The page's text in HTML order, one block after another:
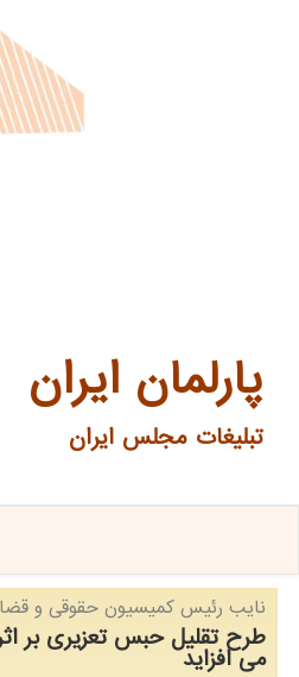
پارلمان ایران
تبلیغات مجلس ایران
نایب رئیس كمیسیون حقوقی و
طرح تقلیل حبس تعزیری بر
می افزاید